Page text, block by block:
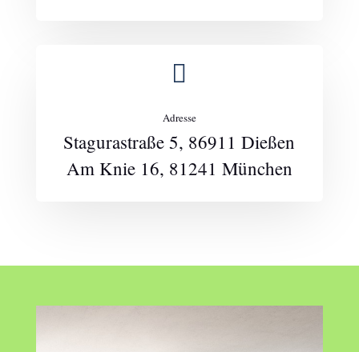

Adresse
Stagurastraße 5, 86911 Dießen
Am Knie 16, 81241 München